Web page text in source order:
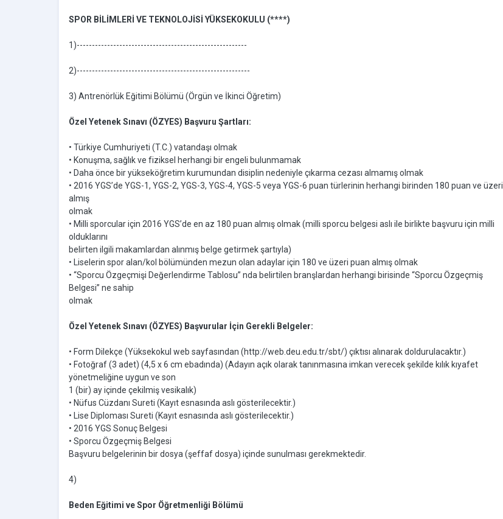
SPOR BİLİMLERİ VE TEKNOLOJİSİ YÜKSEKOKULU (****)
1)--------------------------------------------------------
2)---------------------------------------------------------
3) Antrenörlük Eğitimi Bölümü (Örgün ve İkinci Öğretim)
Özel Yetenek Sınavı (ÖZYES) Başvuru Şartları:
• Türkiye Cumhuriyeti (T.C.) vatandaşı olmak
• Konuşma, sağlık ve fiziksel herhangi bir engeli bulunmamak
• Daha önce bir yükseköğretim kurumundan disiplin nedeniyle çıkarma cezası almamış olmak
• 2016 YGS’de YGS-1, YGS-2, YGS-3, YGS-4, YGS-5 veya YGS-6 puan türlerinin herhangi birinden 180 puan ve üzeri
almış
olmak
• Milli sporcular için 2016 YGS’de en az 180 puan almış olmak (milli sporcu belgesi aslı ile birlikte başvuru için milli
olduklarını
belirten ilgili makamlardan alınmış belge getirmek şartıyla)
• Liselerin spor alan/kol bölümünden mezun olan adaylar için 180 ve üzeri puan almış olmak
• “Sporcu Özgeçmişi Değerlendirme Tablosu” nda belirtilen branşlardan herhangi birisinde “Sporcu Özgeçmiş
Belgesi” ne sahip
olmak
Özel Yetenek Sınavı (ÖZYES) Başvurular İçin Gerekli Belgeler:
• Form Dilekçe (Yüksekokul web sayfasından (http://web.deu.edu.tr/sbt/) çıktısı alınarak doldurulacaktır.)
• Fotoğraf (3 adet) (4,5 x 6 cm ebadında) (Adayın açık olarak tanınmasına imkan verecek şekilde kılık kıyafet
yönetmeliğine uygun ve son
1 (bir) ay içinde çekilmiş vesikalık)
• Nüfus Cüzdanı Sureti (Kayıt esnasında aslı gösterilecektir.)
• Lise Diploması Sureti (Kayıt esnasında aslı gösterilecektir.)
• 2016 YGS Sonuç Belgesi
• Sporcu Özgeçmiş Belgesi
Başvuru belgelerinin bir dosya (şeffaf dosya) içinde sunulması gerekmektedir.
4)
Beden Eğitimi ve Spor Öğretmenliği Bölümü